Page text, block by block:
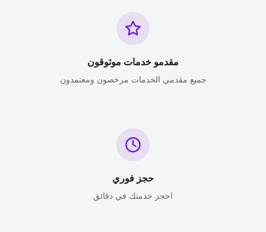
مقدمو خدمات موثوقون
جميع مقدمي الخدمات مرخصون ومعتمدون
حجز فوري
احجز خدمتك في دقائق